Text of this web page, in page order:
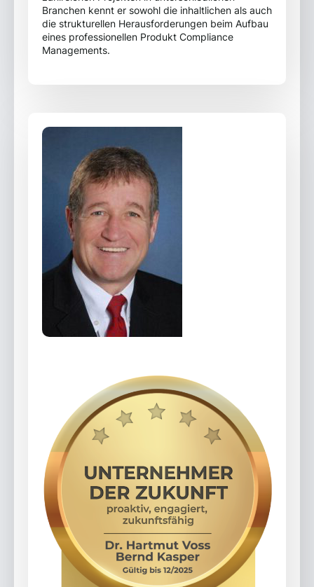
Branchen kennt er sowohl die inhaltlichen als auch
die strukturellen Herausforderungen beim Aufbau
eines professionellen Produkt Compliance
Managements.